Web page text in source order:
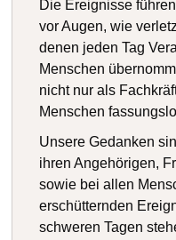
Die Ereignisse
vor Augen, wie
denen jeden Tag
Menschen
nicht nur als
Menschen
Unsere Gedanken
ihren Angehörigen,
sowie bei allen
erschütternden
schweren Tagen